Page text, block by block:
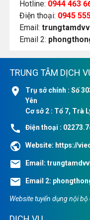
Hotline: 0944 463
Điện thoại: 0945
Email:
Email 2:
TRUNG TÂM DỊCH
location_on
Trụ sở chính : Số
Yên
Cơ sở 2 : Tổ 7, Trà
call Điện thoại :
public Website: https://
email Email:
email Email 2:
Website tuyển dụng nội